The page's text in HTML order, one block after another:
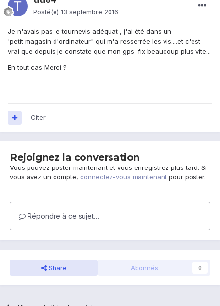
Posté(e) 13 septembre 2016
Je n'avais pas le tournevis adéquat , j'ai été dans un
'petit magasin d'ordinateur" qui m'a resserrée les vis....et c'est
vrai que depuis je constate que mon gps fix beaucoup plus vite...
En tout cas Merci ?
Citer
Rejoignez la conversation
Vous pouvez poster maintenant et vous enregistrez plus tard. Si
vous avez un compte, connectez-vous maintenant pour poster.
Répondre à ce sujet…
Share Abonnés 0